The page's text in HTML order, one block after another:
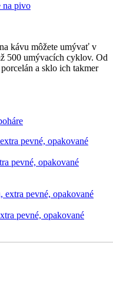
na pivo
kávu môžete umývať v
500 umývacích cyklov. Od
a sklo ich takmer
pevné, opakované
pevné, opakované